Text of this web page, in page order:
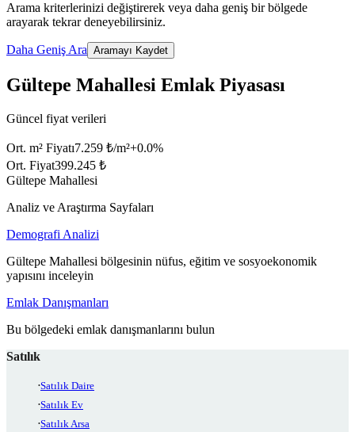
Arama kriterlerinizi değiştirerek veya daha geniş bir bölgede
arayarak tekrar deneyebilirsiniz.
Daha Geniş Ara Aramayı Kaydet
Gültepe Mahallesi Emlak Piyasası
Güncel fiyat verileri
Ort. m² Fiyatı7.259 ₺/m²+0.0%
Ort. Fiyat399.245 ₺
Gültepe Mahallesi
Analiz ve Araştırma Sayfaları
Demografi Analizi
Gültepe Mahallesi bölgesinin nüfus, eğitim ve sosyoekonomik
yapısını inceleyin
Emlak Danışmanları
Bu bölgedeki emlak danışmanlarını bulun
Satılık
Satılık Daire
Satılık Ev
Satılık Arsa